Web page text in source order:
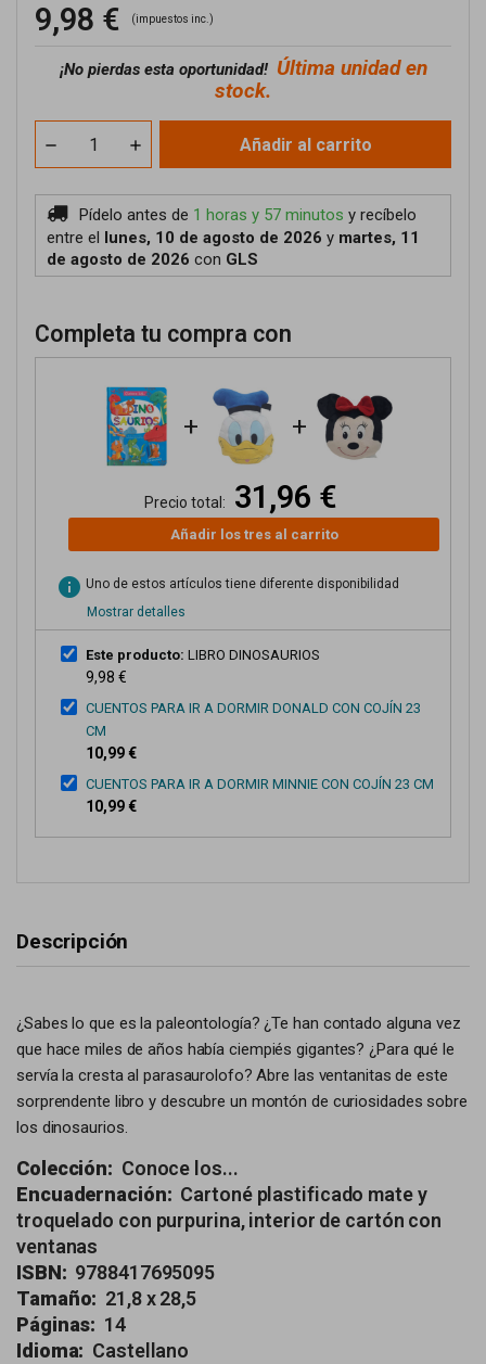
9,98 € (impuestos inc.)
¡No pierdas esta oportunidad! Última unidad en
stock.
Añadir al carrito
Pídelo antes de 1 horas y 57 minutos y recíbelo
entre el lunes, 10 de agosto de 2026 y martes, 11
de agosto de 2026 con GLS
Completa tu compra con
+ +
Precio total: 31,96 €
Añadir los tres al carrito
info Uno de estos artículos tiene diferente disponibilidad
Mostrar detalles
Este producto: LIBRO DINOSAURIOS
9,98 €
CUENTOS PARA IR A DORMIR DONALD CON COJÍN 23
CM
10,99 €
CUENTOS PARA IR A DORMIR MINNIE CON COJÍN 23 CM
10,99 €
Descripción
¿Sabes lo que es la paleontología? ¿Te han contado alguna vez
que hace miles de años había ciempiés gigantes? ¿Para qué le
servía la cresta al parasaurolofo? Abre las ventanitas de este
sorprendente libro y descubre un montón de curiosidades sobre
los dinosaurios.
Colección: Conoce los...
Encuadernación: Cartoné plastificado mate y
troquelado con purpurina, interior de cartón con
ventanas
ISBN: 9788417695095
Tamaño: 21,8 x 28,5
Páginas: 14
Idioma: Castellano